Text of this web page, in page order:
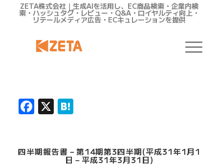
ZETA株式会社｜生成AIを活用し、EC商品検索・企業内検
索・ハッシュタグ・レビュー・Q&A・ロイヤルティ向上・
リテールメディア広告・ECキュレーションを提供
Facebook
X Hatena
四半期報告書－第14期第3四半期(平成31年1月1
日－平成31年3月31日)